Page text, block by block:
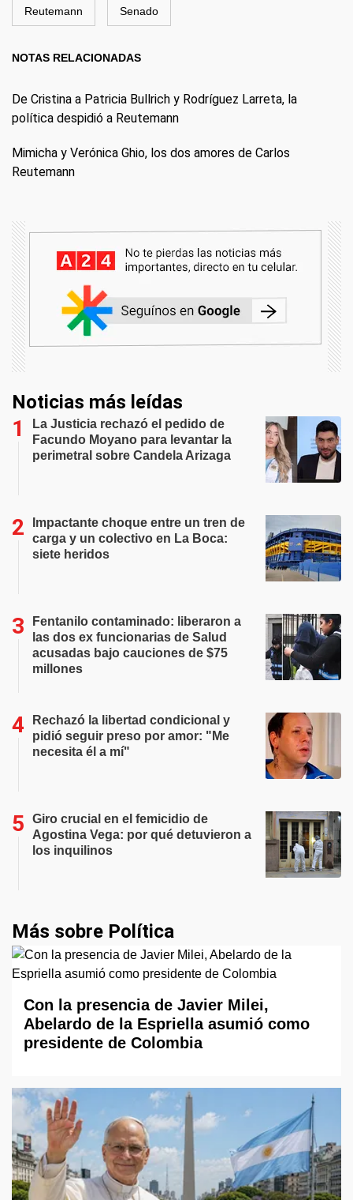
Reutemann Senado
NOTAS RELACIONADAS
De Cristina a Patricia Bullrich y Rodríguez Larreta, la
política despidió a Reutemann
Mimicha y Verónica Ghio, los dos amores de Carlos
Reutemann
Noticias más leídas
La Justicia rechazó el pedido de
Facundo Moyano para levantar la
perimetral sobre Candela Arizaga
Impactante choque entre un tren de
carga y un colectivo en La Boca:
siete heridos
Fentanilo contaminado: liberaron a
las dos ex funcionarias de Salud
acusadas bajo cauciones de $75
millones
Rechazó la libertad condicional y
pidió seguir preso por amor: "Me
necesita él a mí"
Giro crucial en el femicidio de
Agostina Vega: por qué detuvieron a
los inquilinos
Más sobre Política
Con la presencia de Javier Milei,
Abelardo de la Espriella asumió como
presidente de Colombia